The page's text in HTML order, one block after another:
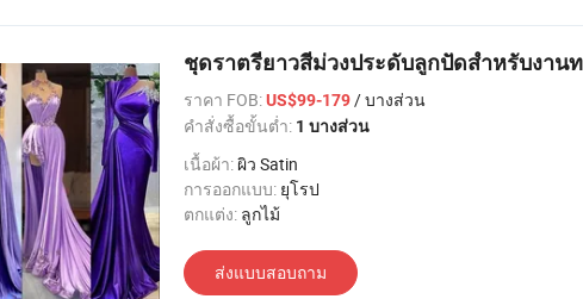
ชุดราตรียาวสีม่วงประดับลูกปัดสำหรับงานท
ราคา FOB:US$99-179/ บางส่วน
คำสั่งซื้อขั้นต่ำ: 1 บางส่วน
เนื้อผ้า:ผิว Satin
การออกแบบ: ยุโรป
ตกแต่ง: ลูกไม้
ส่งแบบสอบถาม